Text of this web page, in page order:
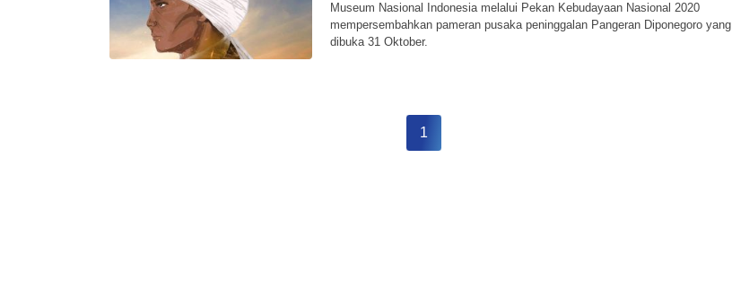
Museum Nasional Indonesia melalui Pekan Kebudayaan Nasional 2020
mempersembahkan pameran pusaka peninggalan Pangeran Diponegoro yang
dibuka 31 Oktober.
1